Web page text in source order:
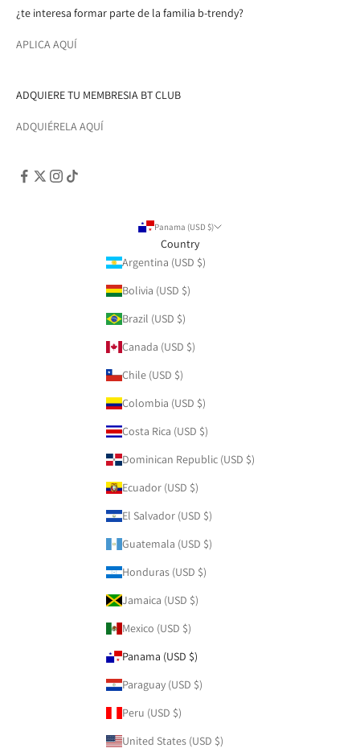
¿te interesa formar parte de la familia b-trendy?
APLICA AQUÍ
ADQUIERE TU MEMBRESIA BT CLUB
ADQUIÉRELA AQUÍ
Panama (USD $)
Country
Argentina (USD $)
Bolivia (USD $)
Brazil (USD $)
Canada (USD $)
Chile (USD $)
Colombia (USD $)
Costa Rica (USD $)
Dominican Republic (USD $)
Ecuador (USD $)
El Salvador (USD $)
Guatemala (USD $)
Honduras (USD $)
Jamaica (USD $)
Mexico (USD $)
Panama (USD $)
Paraguay (USD $)
Peru (USD $)
United States (USD $)